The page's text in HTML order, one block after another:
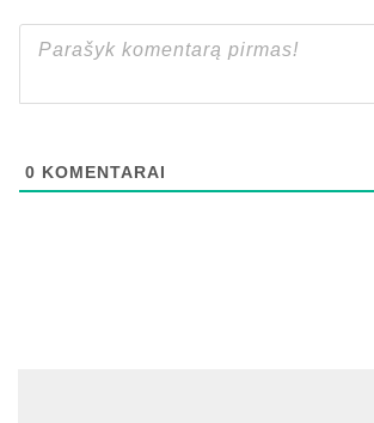
0 KOMENTARAI